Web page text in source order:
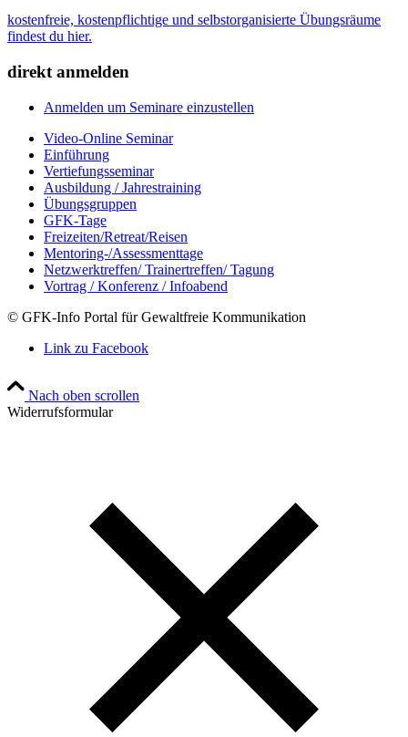
kostenfreie, kostenpflichtige und selbstorganisierte Übungsräume
findest du hier.
direkt anmelden
Anmelden um Seminare einzustellen
Video-Online Seminar
Einführung
Vertiefungsseminar
Ausbildung / Jahrestraining
Übungsgruppen
GFK-Tage
Freizeiten/Retreat/Reisen
Mentoring-/Assessmenttage
Netzwerktreffen/ Trainertreffen/ Tagung
Vortrag / Konferenz / Infoabend
© GFK-Info Portal für Gewaltfreie Kommunikation
Link zu Facebook
Nach oben scrollen
Widerrufsformular